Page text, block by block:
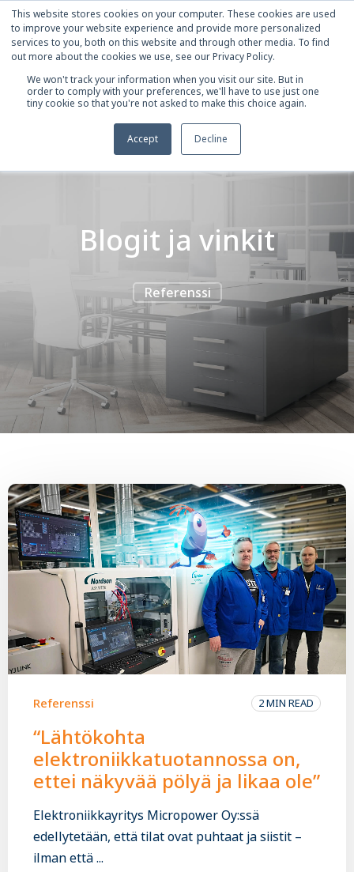
This website stores cookies on your computer. These cookies are used
to improve your website experience and provide more personalized
services to you, both on this website and through other media. To find
out more about the cookies we use, see our Privacy Policy.
We won't track your information when you visit our site. But in
order to comply with your preferences, we'll have to use just one
tiny cookie so that you're not asked to make this choice again.
Accept Decline
Blogit ja vinkit
Referenssi
Referenssi 2 MIN READ
“Lähtökohta
elektroniikkatuotannossa on,
ettei näkyvää pölyä ja likaa ole”
Elektroniikkayritys Micropower Oy:ssä
edellytetään, että tilat ovat puhtaat ja siistit –
ilman että ...